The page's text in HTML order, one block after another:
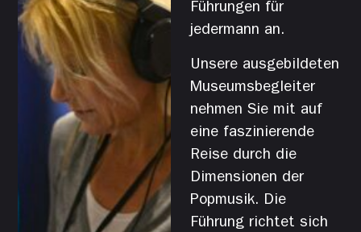
Führungen für
jedermann an.
Unsere ausgebildeten
Museumsbegleiter
nehmen Sie mit auf
eine faszinierende
Reise durch die
Dimensionen der
Popmusik. Die
Führung richtet sich